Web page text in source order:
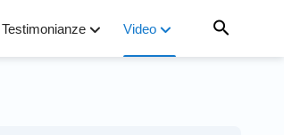
Testimonianze Video